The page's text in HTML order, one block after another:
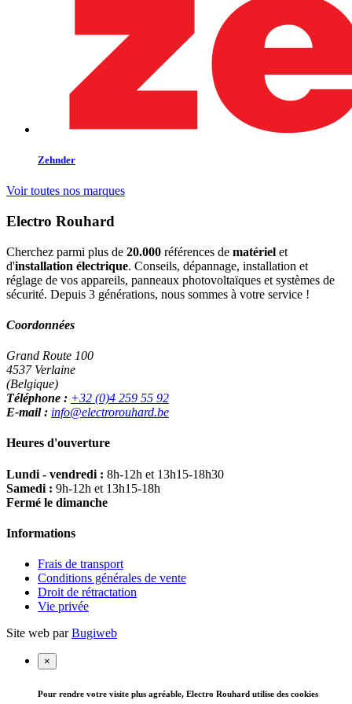
Zehnder
Voir toutes nos marques
Electro Rouhard
Cherchez parmi plus de 20.000 références de matériel et
d'installation électrique. Conseils, dépannage, installation et
réglage de vos appareils, panneaux photovoltaïques et systèmes de
sécurité. Depuis 3 générations, nous sommes à votre service !
Coordonnées
Grand Route 100
4537 Verlaine
(Belgique)
Téléphone : +32 (0)4 259 55 92
E-mail : info@electrorouhard.be
Heures d'ouverture
Lundi - vendredi : 8h-12h et 13h15-18h30
Samedi : 9h-12h et 13h15-18h
Fermé le dimanche
Informations
Frais de transport
Conditions générales de vente
Droit de rétractation
Vie privée
Site web parBugiweb
×
Pour rendre votre visite plus agréable, Electro Rouhard utilise des cookies